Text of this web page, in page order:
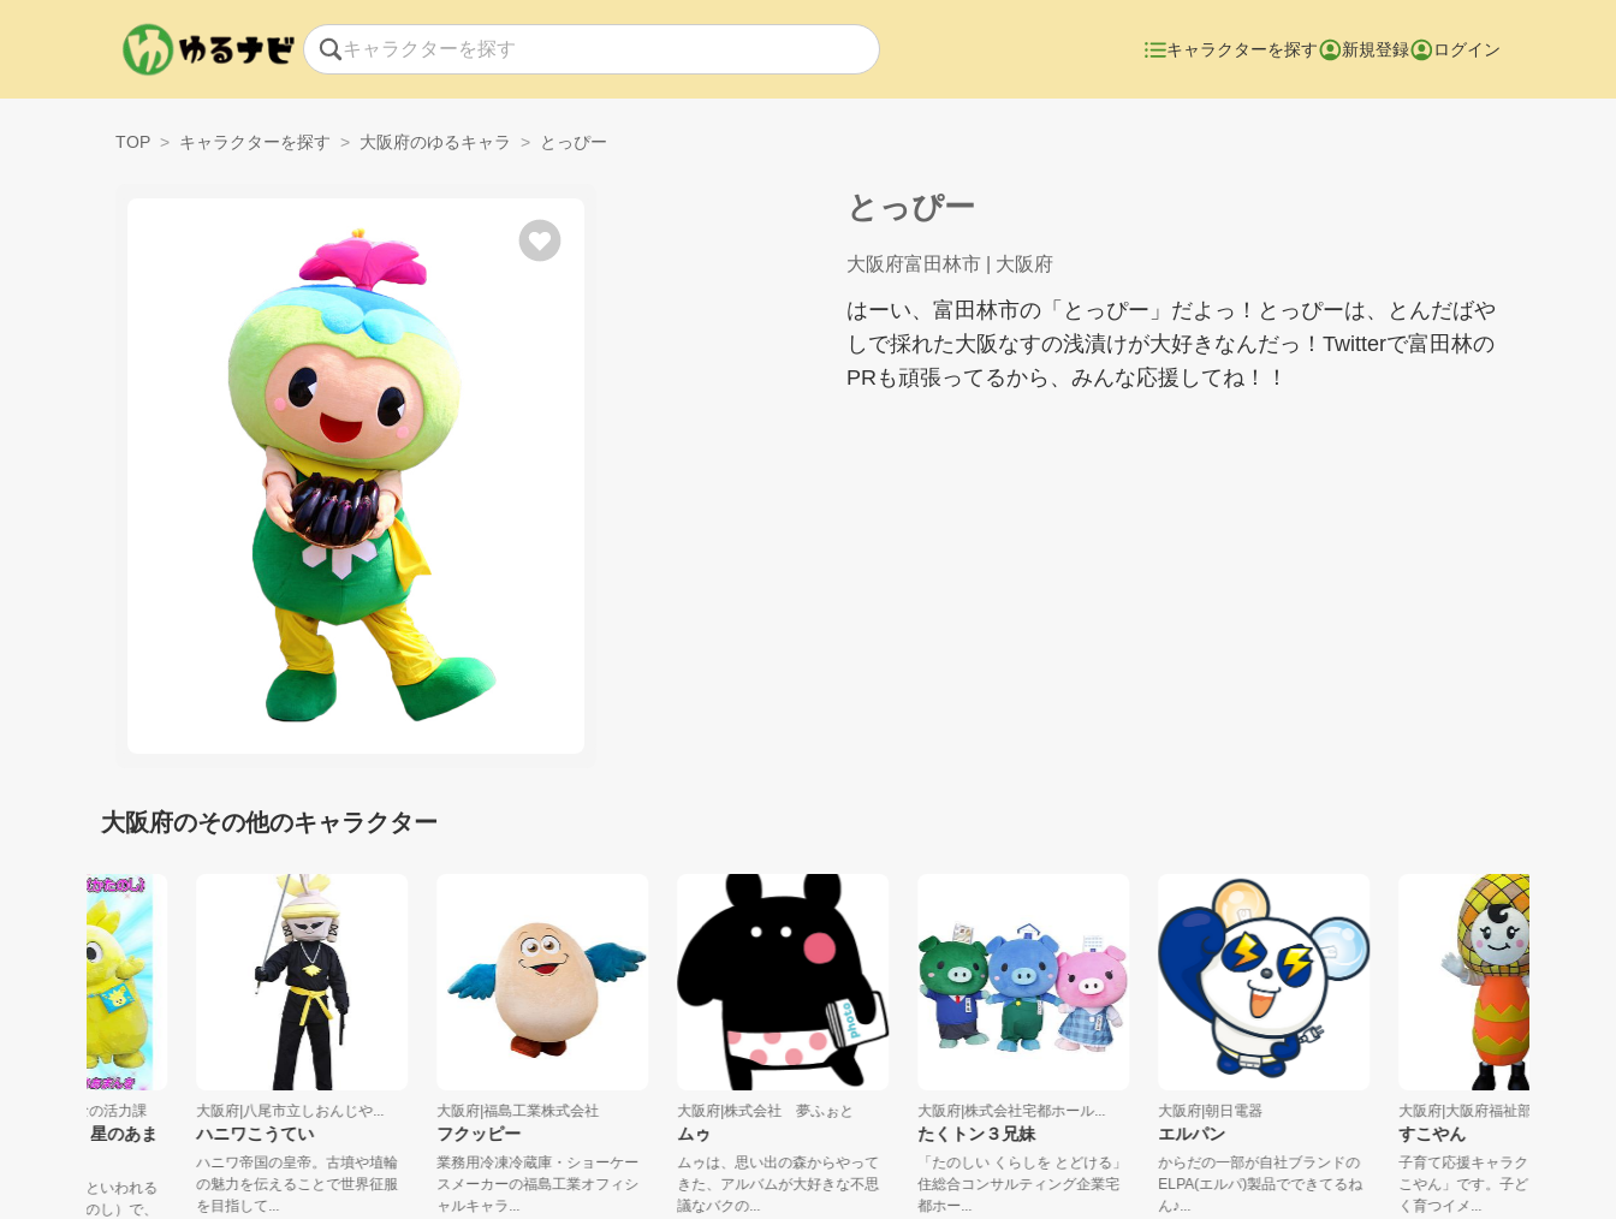
キャラクターを探す 新規登録 ログイン
TOP キャラクターを探す 大阪府のゆるキャラ とっぴー
とっぴー
大阪府富田林市 | 大阪府
はーい、富田林市の「とっぴー」だよっ！とっぴーは、とんだばや
しで採れた大阪なすの浅漬けが大好きなんだっ！Twitterで富田林の
PRも頑張ってるから、みんな応援してね！！
大阪府のその他のキャラクター
府|交野市みんなの活力課
ひめちゃん・星のあま
伝説ゆかりの地といわれる
府交野市（かたのし）で、
大阪府|八尾市立しおんじや...
ハニワこうてい
ハニワ帝国の皇帝。古墳や埴輪
の魅力を伝えることで世界征服
を目指して...
大阪府|福島工業株式会社
フクッピー
業務用冷凍冷蔵庫・ショーケー
スメーカーの福島工業オフィシ
ャルキャラ...
大阪府|株式会社 夢ふぉと
ムゥ
ムゥは、思い出の森からやって
きた、アルバムが大好きな不思
議なバクの...
大阪府|株式会社宅都ホール...
たくトン３兄妹
「たのしい くらしを とどける」
住総合コンサルティング企業宅
都ホー...
大阪府|朝日電器
エルパン
からだの一部が自社ブランドの
ELPA(エルパ)製品でできてるね
ん♪...
大阪府|大阪府福祉部子ども...
すこやん
子育て応援キャラクターの「
こやん」です。子どもがすく
く育つイメ...